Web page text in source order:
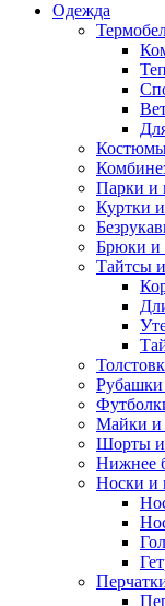
Одежда
Парки и
Куртки
Брюки и
Тайтсы
Майки и
Шорты и
Нижнее
Носки и